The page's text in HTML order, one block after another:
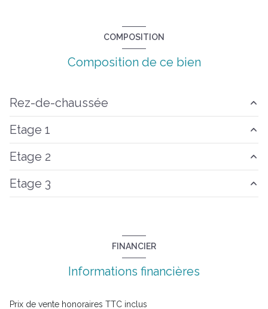
COMPOSITION
Composition de ce bien
Rez-de-chaussée
accueil
Etage 1
cuisine
Etage 2
chambre
Etage 3
FINANCIER
Informations financières
Prix de vente honoraires TTC inclus